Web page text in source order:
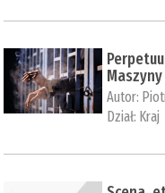
Autor:
Dział: Kraj